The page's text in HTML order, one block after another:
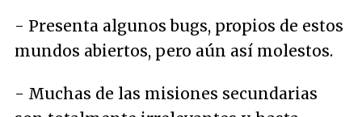
- Presenta algunos bugs, propios de estos
mundos abiertos, pero aún así molestos.
- Muchas de las misiones secundarias